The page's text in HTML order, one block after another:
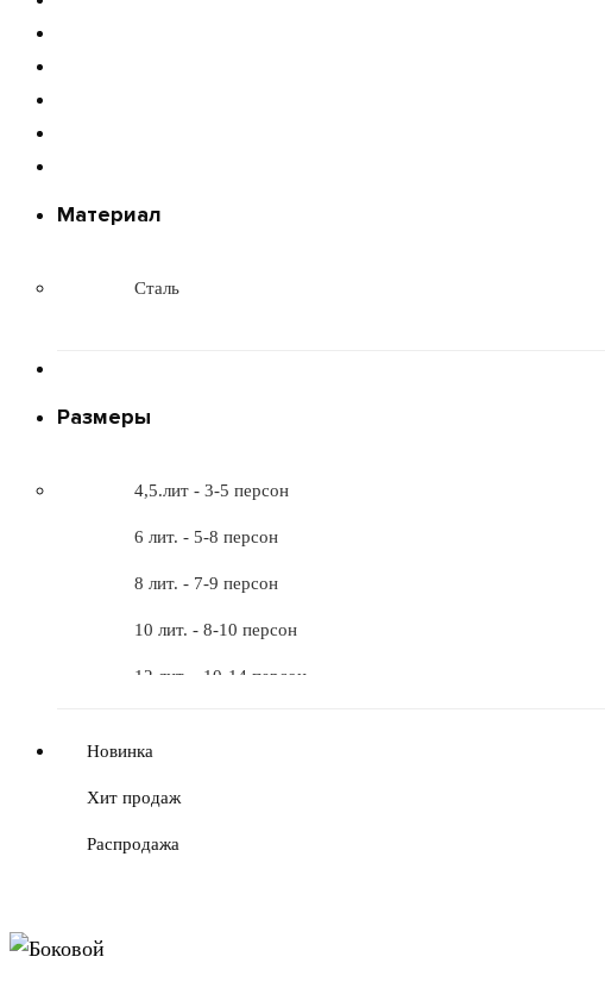
Материал
Сталь
Размеры
4,5.лит - 3-5 персон
6 лит. - 5-8 персон
8 лит. - 7-9 персон
10 лит. - 8-10 персон
12 лит. - 10-14 персон
Новинка
Хит продаж
Распродажа